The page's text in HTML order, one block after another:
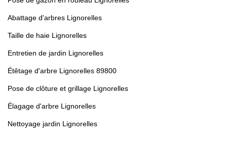
Abattage d'arbres Lignorelles
Taille de haie Lignorelles
Entretien de jardin Lignorelles
Étêtage d'arbre Lignorelles 89800
Pose de clôture et grillage Lignorelles
Élagage d'arbre Lignorelles
Nettoyage jardin Lignorelles